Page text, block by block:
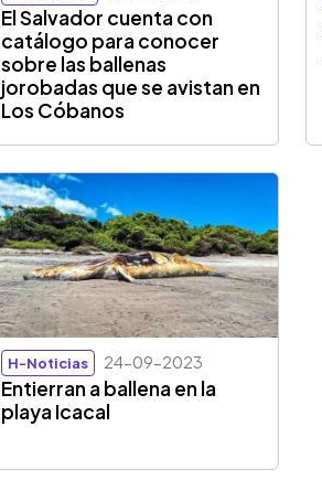
El Salvador cuenta con
catálogo para conocer
sobre las ballenas
jorobadas que se avistan en
Los Cóbanos
H-Noticias 24-09-2023
Entierran a ballena en la
playa Icacal